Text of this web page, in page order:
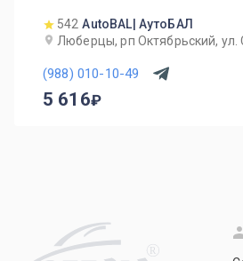
542 AutoBAL| АутоБАЛ
Люберцы, рп Октябрьский, ул.
(988) 010-10-49
5 616
R